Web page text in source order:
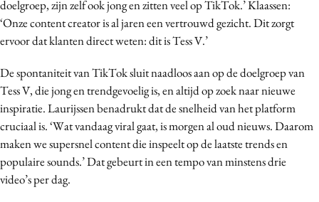
doelgroep, zijn zelf ook jong en zitten veel op TikTok.’ Klaassen:
‘Onze content creator is al jaren een vertrouwd gezicht. Dit zorgt
ervoor dat klanten direct weten: dit is Tess V.’
De spontaniteit van TikTok sluit naadloos aan op de doelgroep van
Tess V, die jong en trendgevoelig is, en altijd op zoek naar nieuwe
inspiratie. Laurijssen benadrukt dat de snelheid van het platform
cruciaal is. ‘Wat vandaag viral gaat, is morgen al oud nieuws. Daarom
maken we supersnel content die inspeelt op de laatste trends en
populaire sounds.’ Dat gebeurt in een tempo van minstens drie
video’s per dag.